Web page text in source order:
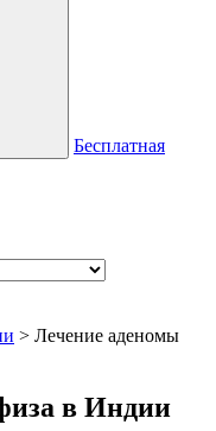
Бесплатная
> Лечение аденомы
в Индии